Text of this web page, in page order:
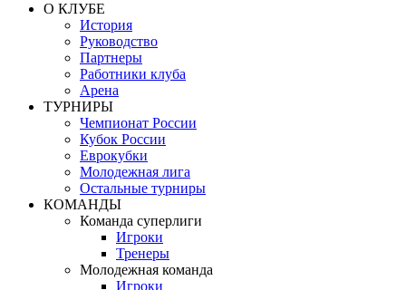
О КЛУБЕ
История
Руководство
Партнеры
Работники клуба
Арена
ТУРНИРЫ
Чемпионат России
Кубок России
Еврокубки
Молодежная лига
Остальные турниры
КОМАНДЫ
Команда суперлиги
Игроки
Тренеры
Молодежная команда
Игроки